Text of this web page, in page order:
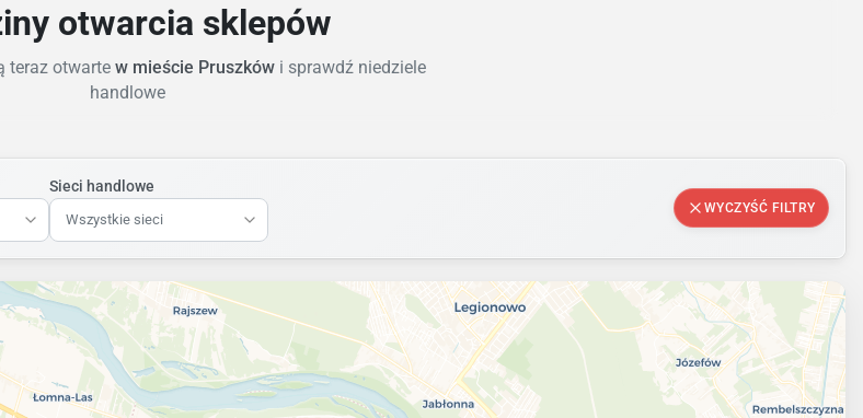
otwarcia sklepów
teraz otwarte w mieście Pruszków i sprawdź niedziele
handlowe
Sieci handlowe
Wszystkie sieci
WYCZYŚĆ FILTRY